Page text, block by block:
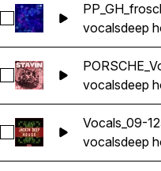
Sélectionnez
vocalsdeep
Sélectionnez
vocalsdeep
Sélectionnez Vocals_09-
Vocals_09-
vocalsdeep